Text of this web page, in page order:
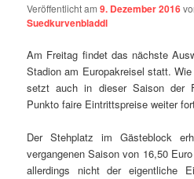
Veröffentlicht am9. Dezember 2016
Suedkurvenbladdl
Am Freitag findet das nächste
Stadion am Europakreisel statt.
setzt auch in dieser Saison der
Punkto faire Eintrittspreise weiter
Der Stehplatz im Gästeblock
vergangenen Saison von 16,50
allerdings nicht der eigentliche